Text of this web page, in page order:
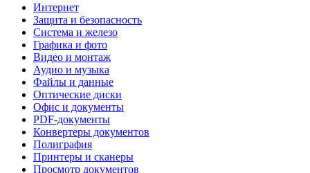
Интернет
Защита и безопасность
Система и железо
Графика и фото
Видео и монтаж
Аудио и музыка
Файлы и данные
Оптические диски
Офис и документы
PDF-документы
Конвертеры документов
Полиграфия
Принтеры и сканеры
Просмотр документов